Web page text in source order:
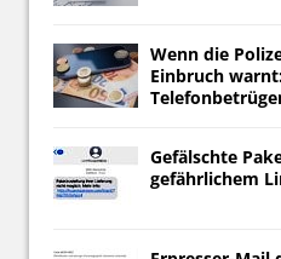
Wenn die
Einbruch
Gefälschte
gefährlichem